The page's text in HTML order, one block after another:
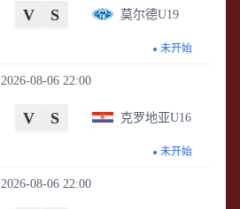
V S 莫尔德U19
未开始
2026-08-06 22:00
V S 克罗地亚U16
未开始
2026-08-06 22:00